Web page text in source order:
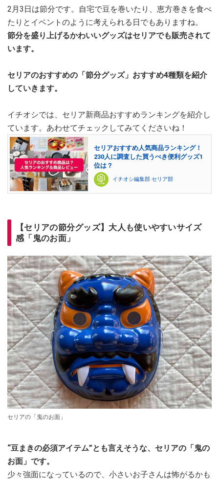
2月3日は節分です。自宅で豆を巻いたり、恵方巻きを食べ
たりとイベントのように考えられる日でもありますね。
節分を盛り上げるかわいいグッズはセリアでも販売されて
います。
セリアのおすすめの「節分グッズ」おすすめ4種類を紹介
していきます。
イチオシでは、セリア新商品おすすめランキングを紹介し
ています。あわせてチェックしてみてくださいね！
セリアおすすめ人気商品ランキング！
230人に調査した買うべき便利グッズ1
位は？
イチオシ編集部 セリア部
【セリアの節分グッズ】大人も使いやすいサイズ
感「鬼のお面」
セリアの「鬼のお面」
“豆まきの必須アイテム”とも言えそうな、セリアの「鬼の
お面」です。
少々強面になっているので、小さいお子さんは怖がるかも